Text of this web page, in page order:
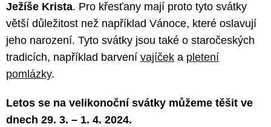
Ježíše Krista. Pro křesťany mají proto tyto svátky
větší důležitost než například Vánoce, které oslavují
jeho narození. Tyto svátky jsou také o staročeských
tradicích, například barvení vajíček a pletení
pomlázky.
Letos se na velikonoční svátky můžeme těšit ve
dnech 29. 3. – 1. 4. 2024.